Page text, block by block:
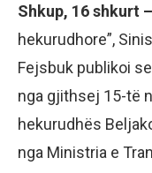
Shkup, 16 shkurt –
hekurudhore”,
Fejsbuk publikoi
nga gjithsej 15-të
hekurudhës
nga Ministria e